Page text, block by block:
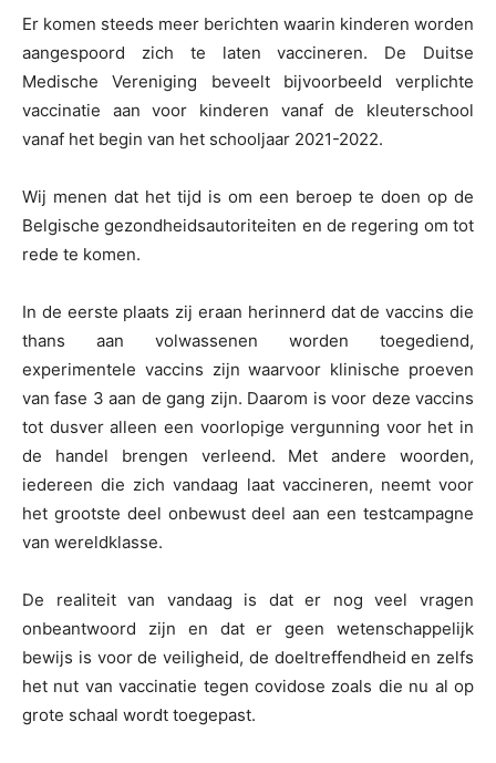
Er komen steeds meer berichten waarin kinderen worden
aangespoord zich te laten vaccineren. De Duitse
Medische Vereniging beveelt bijvoorbeeld verplichte
vaccinatie aan voor kinderen vanaf de kleuterschool
vanaf het begin van het schooljaar 2021-2022.
Wij menen dat het tijd is om een beroep te doen op de
Belgische gezondheidsautoriteiten en de regering om tot
rede te komen.
In de eerste plaats zij eraan herinnerd dat de vaccins die
thans aan volwassenen worden toegediend,
experimentele vaccins zijn waarvoor klinische proeven
van fase 3 aan de gang zijn. Daarom is voor deze vaccins
tot dusver alleen een voorlopige vergunning voor het in
de handel brengen verleend. Met andere woorden,
iedereen die zich vandaag laat vaccineren, neemt voor
het grootste deel onbewust deel aan een testcampagne
van wereldklasse.
De realiteit van vandaag is dat er nog veel vragen
onbeantwoord zijn en dat er geen wetenschappelijk
bewijs is voor de veiligheid, de doeltreffendheid en zelfs
het nut van vaccinatie tegen covidose zoals die nu al op
grote schaal wordt toegepast.